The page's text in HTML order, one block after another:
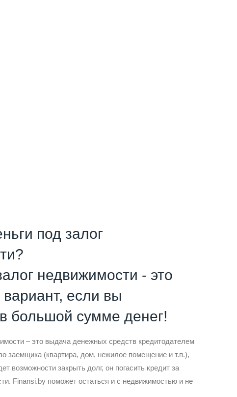
под залог
недвижимости - это
если вы
большой сумме денег!
– это выдача денежных средств кредитодателем
заемщика (квартира, дом, нежилое помещение и т.п.),
возможности закрыть долг, он погасить кредит за
Finansi.by поможет остаться и с недвижимостью и не